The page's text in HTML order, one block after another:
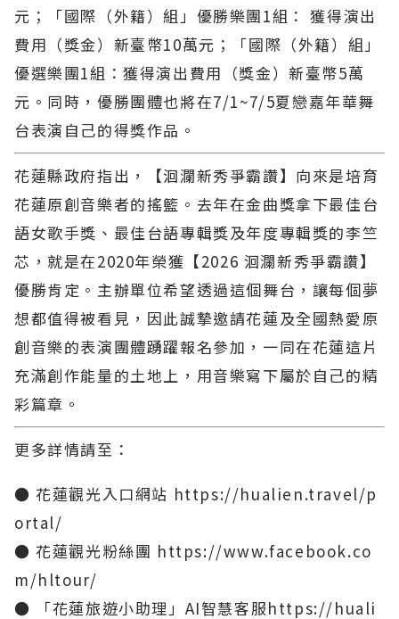
元；「國際（外籍）組」優勝樂團1組： 獲得演出
費用（獎金）新臺幣10萬元；「國際（外籍）組」
優選樂團1組：獲得演出費用（獎金）新臺幣5萬
元。同時，優勝團體也將在7/1~7/5夏戀嘉年華舞
台表演自己的得獎作品。
花蓮縣政府指出，【洄瀾新秀爭霸讚】向來是培育
花蓮原創音樂者的搖籃。去年在金曲獎拿下最佳台
語女歌手獎、最佳台語專輯獎及年度專輯獎的李竺
芯，就是在2020年榮獲【2026 洄瀾新秀爭霸讚】
優勝肯定。主辦單位希望透過這個舞台，讓每個夢
想都值得被看見，因此誠摯邀請花蓮及全國熱愛原
創音樂的表演團體踴躍報名參加，一同在花蓮這片
充滿創作能量的土地上，用音樂寫下屬於自己的精
彩篇章。
更多詳情請至：
● 花蓮觀光入口網站 https://hualien.travel/p
ortal/
● 花蓮觀光粉絲團 https://www.facebook.co
m/hltour/
● 「花蓮旅遊小助理」AI智慧客服https://huali